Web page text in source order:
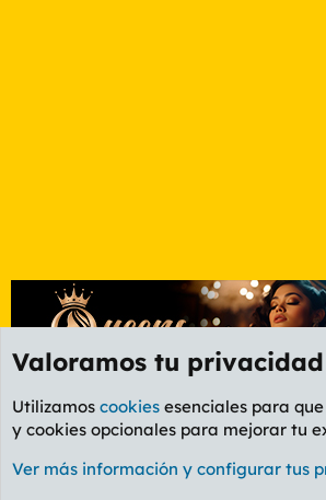
Foro Informática y Videojuegos
Cookies
PL OLDSTYLE AMARILLO
Valoramos tu privacidad
Utilizamos cookies esenciales para
y cookies opcionales para mejorar tu
Ver más información y configurar tus